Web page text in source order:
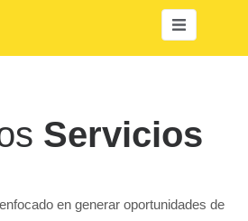
Servicios
en generar oportunidades de